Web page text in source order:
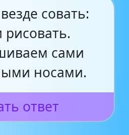
совать:
сами
носами.
ответ